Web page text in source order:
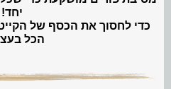
יחד!
כדי לחסוך את הכסף של
הכל